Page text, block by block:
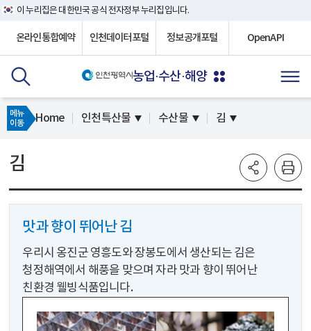
이 누리집은 대한민국 공식 전자정부 누리집입니다.
온라인통합예약 인천데이터포털 정보공개포털 OpenAPI
농업·수산·해양
메뉴
이동
Home 인천특산물 수산물 김
김
맛과 향이 뛰어난 김
우리시 옹진군 영흥도와 장봉도에서 생산되는 김은
청정해역에서 해풍을 맞으며 자라 맛과 향이 뛰어난
친환경 웰빙식품입니다.